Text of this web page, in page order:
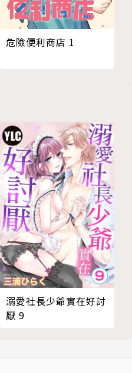
危險便利商店 1
溺愛社長少爺實在好討
厭 9